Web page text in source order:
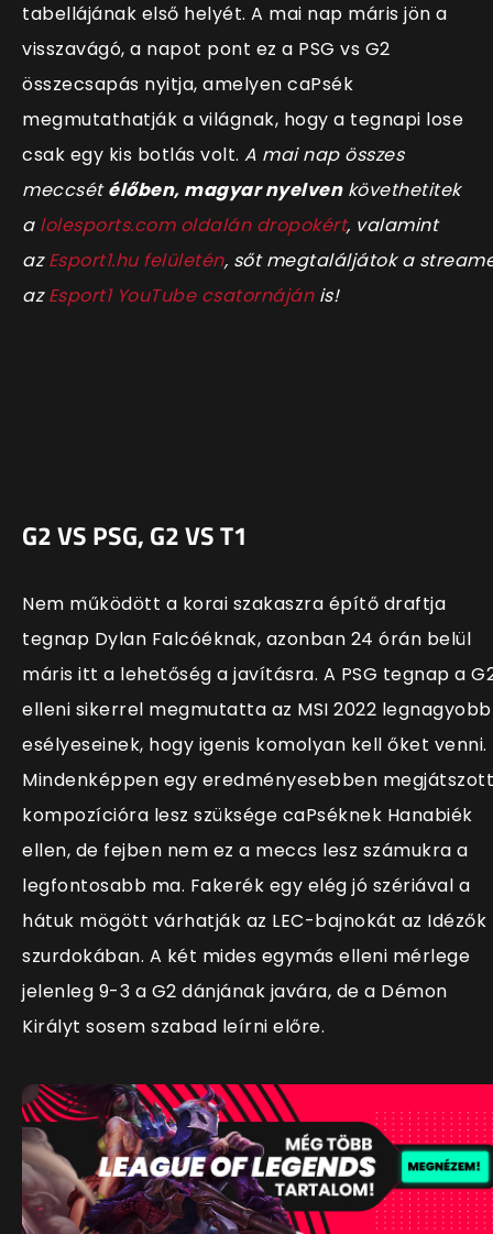
tabellájának első helyét. A mai nap máris jön a
visszavágó, a napot pont ez a PSG vs G2
összecsapás nyitja, amelyen caPsék
megmutathatják a világnak, hogy a tegnapi lose
csak egy kis botlás volt. A mai nap összes
meccsétélőben, magyar nyelvenkövethetitek
a lolesports.com oldalán dropokért, valamint
azEsport1.hu felületén, sőt megtaláljátok a
azEsport1 YouTube csatornájánis!
G2 VS PSG, G2 VS T1
Nem működött a korai szakaszra építő draftja
tegnap Dylan Falcóéknak, azonban 24 órán belül
máris itt a lehetőség a javításra. A PSG tegnap a
elleni sikerrel megmutatta az MSI 2022 legnagyobb
esélyeseinek, hogy igenis komolyan kell őket venni.
Mindenképpen egy eredményesebben megjátszott
kompozícióra lesz szüksége caPséknek Hanabiék
ellen, de fejben nem ez a meccs lesz számukra a
legfontosabb ma. Fakerék egy elég jó szériával a
hátuk mögött várhatják az LEC-bajnokát az Idézők
szurdokában. A két mides egymás elleni mérlege
jelenleg 9-3 a G2 dánjának javára, de a Démon
Királyt sosem szabad leírni előre.